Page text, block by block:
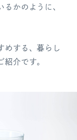
るかのように、
めする、暮らし
紹介です。